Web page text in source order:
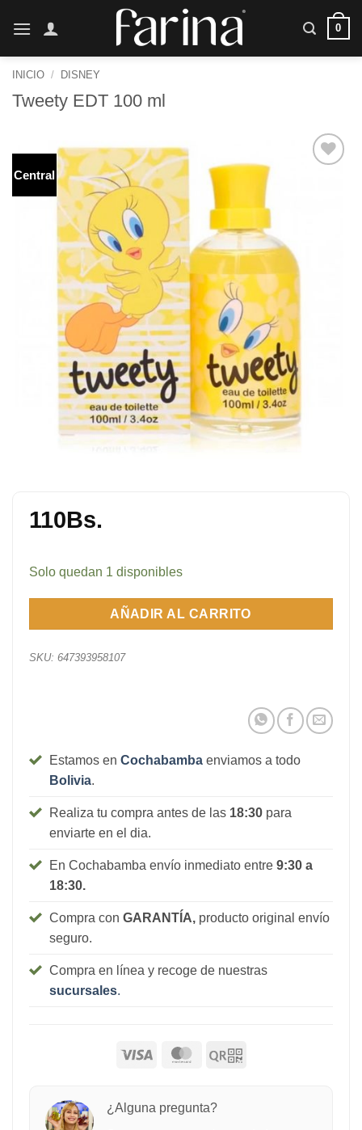
0
INICIO / DISNEY
Tweety EDT 100 ml
Central
110Bs.
Solo quedan 1 disponibles
AÑADIR AL CARRITO
SKU: 647393958107
Estamos en Cochabamba enviamos a todo
Bolivia.
Realiza tu compra antes de las 18:30para
enviarte en el dia.
En Cochabamba envío inmediato entre 9:30 a
18:30.
Compra con GARANTÍA,producto original envío
seguro.
Compra en línea y recoge de nuestras
sucursales.
¿Alguna pregunta?